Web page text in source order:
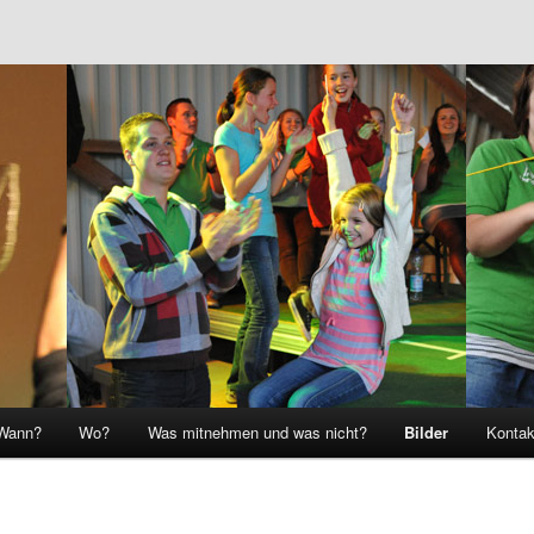
Wo? Was mitnehmen und was nicht? Bilder